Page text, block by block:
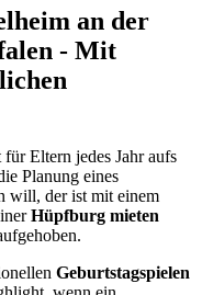
an der
- Mit
für Eltern jedes Jahr aufs
Planung eines
will, der ist mit einem
Hüpfburg mieten
Geburtstagspielen